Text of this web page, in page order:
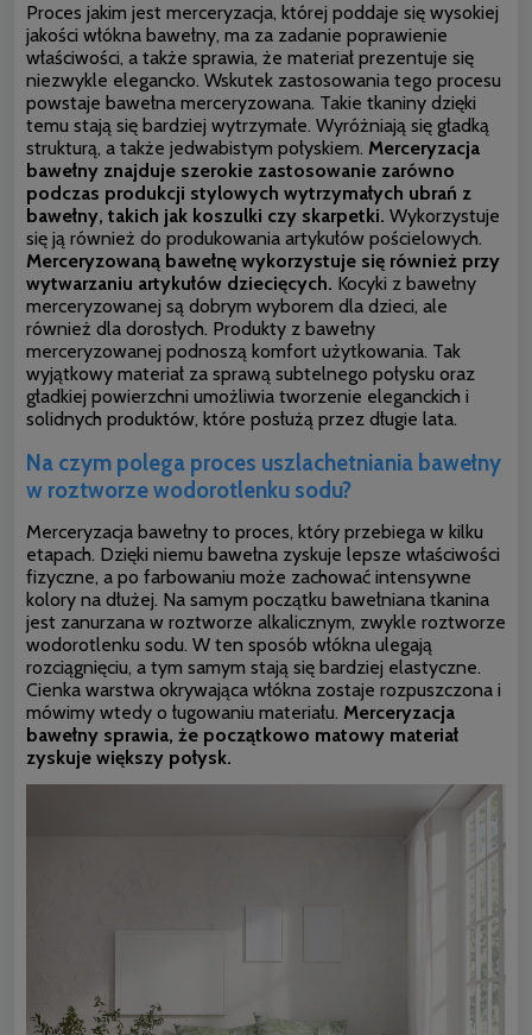
Proces jakim jest merceryzacja, której poddaje się wysokiej
jakości włókna bawełny, ma za zadanie poprawienie
właściwości, a także sprawia, że materiał prezentuje się
niezwykle elegancko. Wskutek zastosowania tego procesu
powstaje bawełna merceryzowana. Takie tkaniny dzięki
temu stają się bardziej wytrzymałe. Wyróżniają się gładką
strukturą, a także jedwabistym połyskiem. Merceryzacja
bawełny znajduje szerokie zastosowanie zarówno
podczas produkcji stylowych wytrzymałych ubrań z
bawełny, takich jak koszulki czy skarpetki. Wykorzystuje
się ją również do produkowania artykułów pościelowych.
Merceryzowaną bawełnę wykorzystuje się również przy
wytwarzaniu artykułów dziecięcych. Kocyki z bawełny
merceryzowanej są dobrym wyborem dla dzieci, ale
również dla dorosłych. Produkty z bawełny
merceryzowanej podnoszą komfort użytkowania. Tak
wyjątkowy materiał za sprawą subtelnego połysku oraz
gładkiej powierzchni umożliwia tworzenie eleganckich i
solidnych produktów, które posłużą przez długie lata.
Na czym polega proces uszlachetniania bawełny
w roztworze wodorotlenku sodu?
Merceryzacja bawełny to proces, który przebiega w kilku
etapach. Dzięki niemu bawełna zyskuje lepsze właściwości
fizyczne, a po farbowaniu może zachować intensywne
kolory na dłużej. Na samym początku bawełniana tkanina
jest zanurzana w roztworze alkalicznym, zwykle roztworze
wodorotlenku sodu. W ten sposób włókna ulegają
rozciągnięciu, a tym samym stają się bardziej elastyczne.
Cienka warstwa okrywająca włókna zostaje rozpuszczona i
mówimy wtedy o ługowaniu materiału. Merceryzacja
bawełny sprawia, że początkowo matowy materiał
zyskuje większy połysk.